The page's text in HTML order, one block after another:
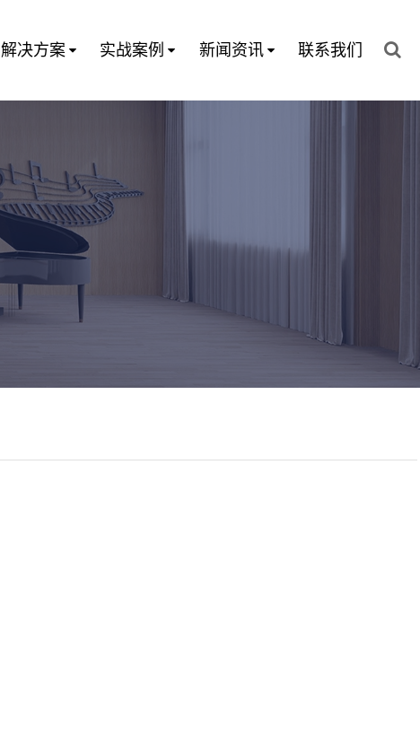
解决方案 实战案例 新闻资讯 联系我们